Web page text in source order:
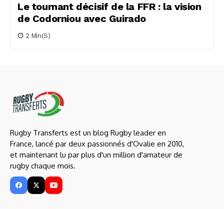
Le tournant décisif de la FFR : la vision
de Codorniou avec Guirado
2 Min(s)
Rugby Transferts est un blog Rugby leader en
France, lancé par deux passionnés d'Ovalie en 2010,
et maintenant lu par plus d'un million d'amateur de
rugby chaque mois.